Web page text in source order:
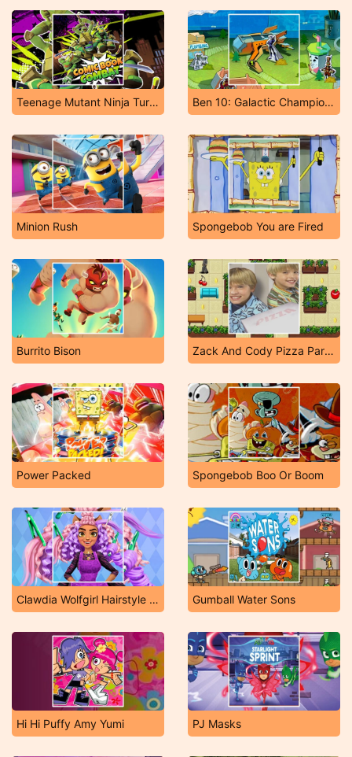
Teenage Mutant Ninja Turtles Ben 10: Galactic Champions
Minion Rush Spongebob You are Fired
Burrito Bison Zack And Cody Pizza Party Pickup
Power Packed Spongebob Boo Or Boom
Clawdia Wolfgirl Hairstyle Challenge Gumball Water Sons
Hi Hi Puffy Amy Yumi PJ Masks